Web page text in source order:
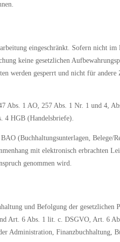
eingeschränkt. Sofern nicht
keine gesetzlichen
werden gesperrt und nicht für
Abs. 1 AO, 257 Abs. 1 Nr. 1 und 4,
4 HGB (Handelsbriefe).
(Buchhaltungsunterlagen, Belege/
mit elektronisch erbrachten
genommen wird.
und Befolgung der
Art. 6 Abs. 1 lit. c. DSGVO, Art. 6
Administration,